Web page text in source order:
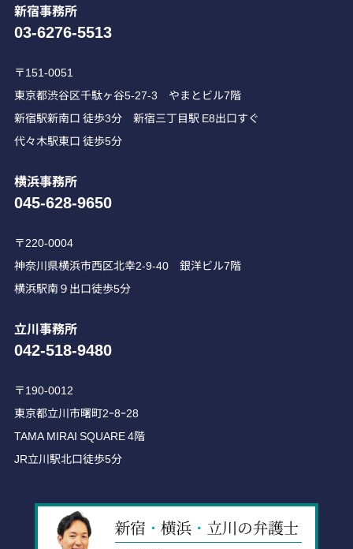
新宿事務所
03-6276-5513
〒151-0051
東京都渋谷区千駄ヶ谷5-27-3 やまとビル7階
新宿駅新南口 徒歩3分 新宿三丁目駅 E8出口すぐ
代々木駅東口 徒歩5分
横浜事務所
045-628-9650
〒220-0004
神奈川県横浜市西区北幸2-9-40 銀洋ビル7階
横浜駅南９出口徒歩5分
立川事務所
042-518-9480
〒190-0012
東京都立川市曙町2ｰ8ｰ28
TAMA MIRAI SQUARE 4階
JR立川駅北口徒歩5分